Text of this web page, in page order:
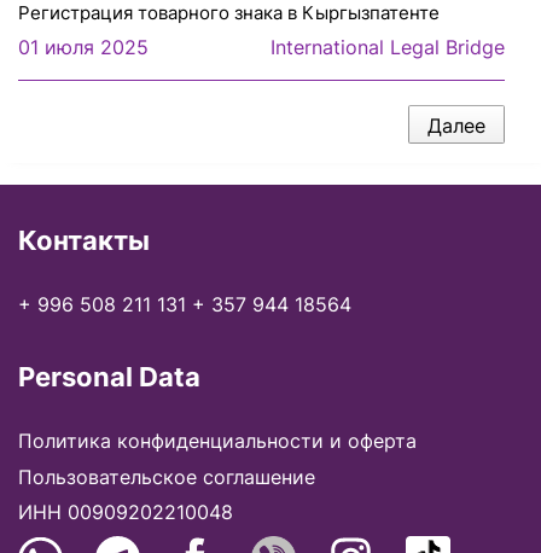
Регистрация товарного знака в Кыргызпатенте
01 июля 2025 International Legal Bridge
Далее
Контакты
+ 996 508 211 131 + 357 944 18564
Personal Data
Политика конфиденциальности и оферта
Пользовательское соглашение
ИНН 00909202210048